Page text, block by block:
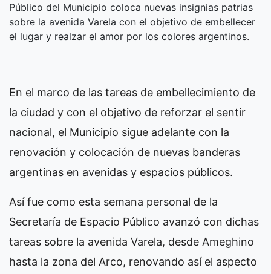
Público del Municipio coloca nuevas insignias patrias
sobre la avenida Varela con el objetivo de embellecer
el lugar y realzar el amor por los colores argentinos.
En el marco de las tareas de embellecimiento de
la ciudad y con el objetivo de reforzar el sentir
nacional, el Municipio sigue adelante con la
renovación y colocación de nuevas banderas
argentinas en avenidas y espacios públicos.
Así fue como esta semana personal de la
Secretaría de Espacio Público avanzó con dichas
tareas sobre la avenida Varela, desde Ameghino
hasta la zona del Arco, renovando así el aspecto